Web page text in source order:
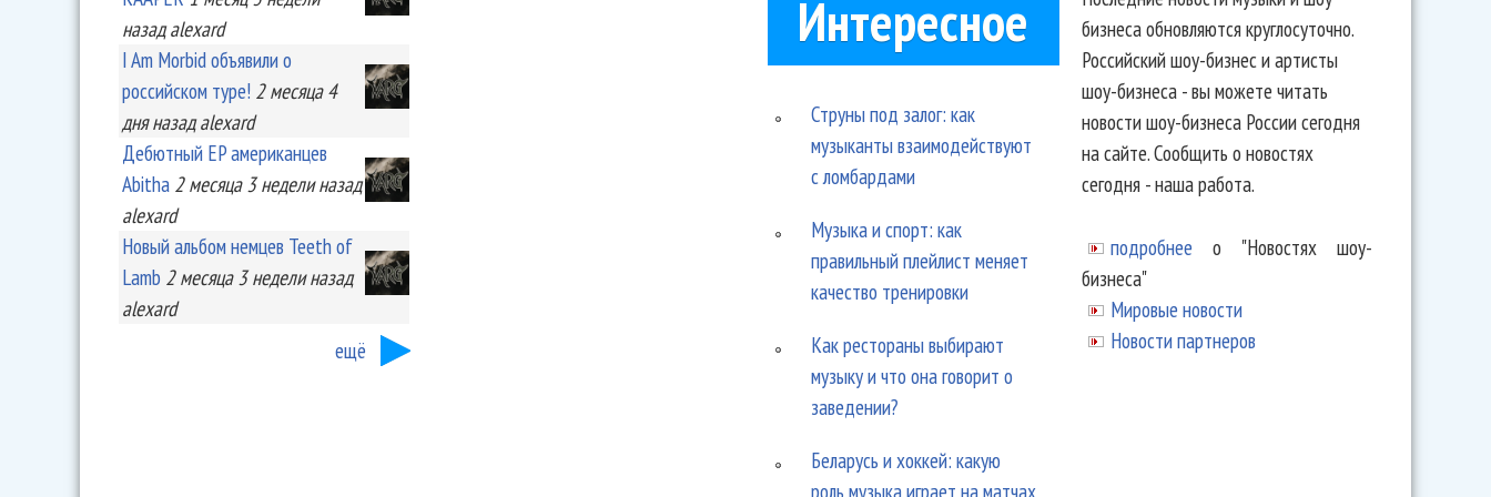
назад alexard
I Am Morbid объявили о
российском туре! 2 месяца 4
дняназад alexard
Дебютный EP американцев
Abitha 2 месяца 3 неделиназад
alexard
Новый альбом немцев Teeth of
Lamb 2 месяца 3 неделиназад
alexard
ещё
Интересное
Струны под залог: как
музыканты взаимодействуют
с ломбардами
Музыка и спорт: как
правильный плейлист меняет
качество тренировки
Как рестораны выбирают
музыку и что она говорит о
заведении?
Беларусь и хоккей: какую
роль музыка играет на матчах
бизнеса обновляются круглосуточно.
Российский шоу-бизнес и артисты
шоу-бизнеса - вы можете читать
новости шоу-бизнеса России сегодня
на сайте. Сообщить о новостях
сегодня - наша работа.
подробнее о "Новостях шоу-
бизнеса"
Мировые новости
Новости партнеров